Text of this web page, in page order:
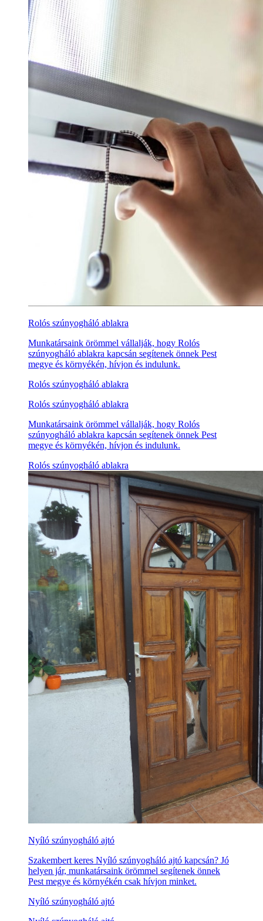
Rolós szúnyogháló ablakra
Munkatársaink örömmel vállalják, hogy Rolós
szúnyogháló ablakra kapcsán segítenek önnek Pest
megye és környékén, hívjon és indulunk.
Rolós szúnyogháló ablakra
Rolós szúnyogháló ablakra
Munkatársaink örömmel vállalják, hogy Rolós
szúnyogháló ablakra kapcsán segítenek önnek Pest
megye és környékén, hívjon és indulunk.
Rolós szúnyogháló ablakra
Nyíló szúnyogháló ajtó
Szakembert keres Nyíló szúnyogháló ajtó kapcsán? Jó
helyen jár, munkatársaink örömmel segítenek önnek
Pest megye és környékén csak hívjon minket.
Nyíló szúnyogháló ajtó